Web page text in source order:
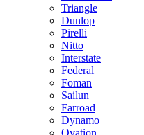
Triangle
Dunlop
Pirelli
Nitto
Interstate
Federal
Foman
Sailun
Farroad
Dynamo
Ovation